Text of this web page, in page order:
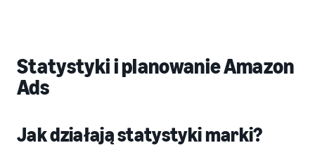
Statystyki i planowanie Amazon
Ads
Jak działają statystyki marki?